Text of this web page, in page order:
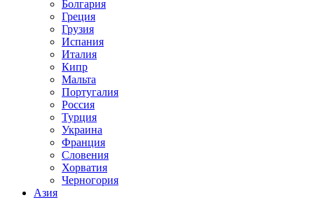
Болгария
Греция
Грузия
Испания
Италия
Кипр
Мальта
Португалия
Россия
Турция
Украина
Франция
Словения
Хорватия
Черногория
Азия